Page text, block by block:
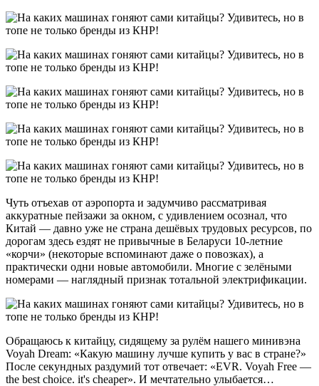
Чуть отъехав от аэропорта и задумчиво рассматривая
аккуратные пейзажи за окном, с удивлением осознал, что
Китай — давно уже не страна дешёвых трудовых ресурсов, по
дорогам здесь ездят не привычные в Беларуси 10-летние
«корчи» (некоторые вспоминают даже о повозках), а
практически одни новые автомобили. Многие с зелёными
номерами — наглядный признак тотальной электрификации.
Обращаюсь к китайцу, сидящему за рулём нашего минивэна
Voyah Dream: «Какую машину лучше купить у вас в стране?»
После секундных раздумий тот отвечает: «EVR. Voyah Free —
the best choice. it's cheaper». И мечтательно улыбается…